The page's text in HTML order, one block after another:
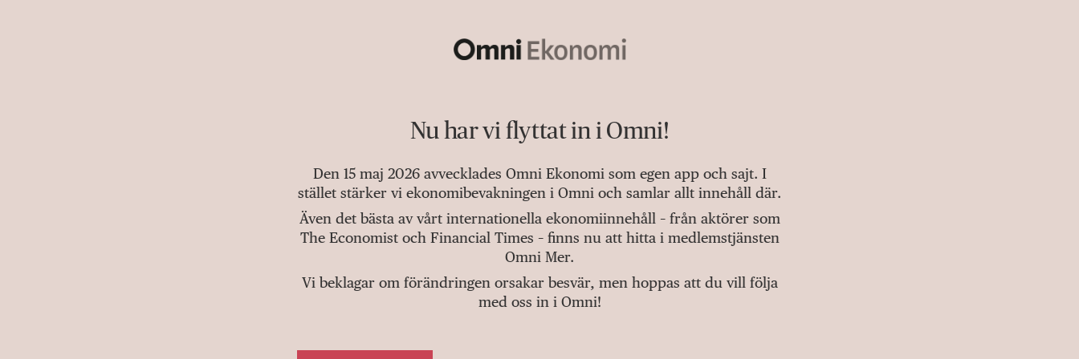
Nu har vi flyttat in i Omni!
Den 15 maj 2026 avvecklades Omni Ekonomi som egen app och sajt. I
stället stärker vi ekonomibevakningen i Omni och samlar allt innehåll där.
Även det bästa av vårt internationella ekonomiinnehåll – från aktörer som
The Economist och Financial Times – finns nu att hitta i medlemstjänsten
Omni Mer.
Vi beklagar om förändringen orsakar besvär, men hoppas att du vill följa
med oss in i Omni!